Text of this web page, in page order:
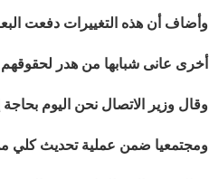
وأضاف أن هذه التغييرات دفعت
أخرى عانى شبابها من هدر
وقال وزير الاتصال نحن اليوم
ومجتمعيا ضمن عملية تحديث كلي من